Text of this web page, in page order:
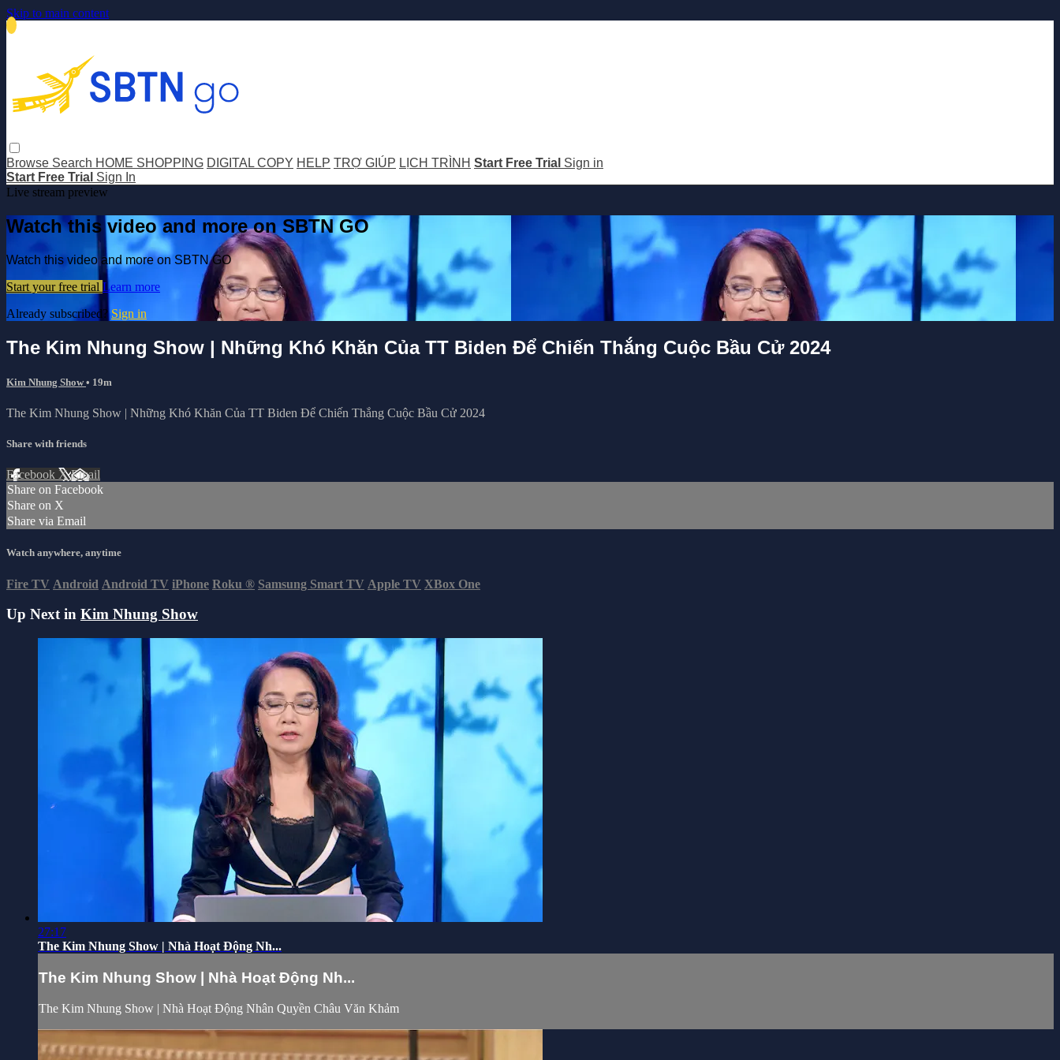
Skip to main content
Browse Search HOME SHOPPING DIGITAL COPY HELP TRỢ GIÚP LỊCH TRÌNH Start Free Trial Sign in
Start Free Trial Sign In
Live stream preview
Watch this video and more on SBTN GO
Watch this video and more on SBTN GO
Start your free trial Learn more
Already subscribed? Sign in
The Kim Nhung Show | Những Khó Khăn Của TT Biden Để Chiến Thắng Cuộc Bầu Cử 2024
Kim Nhung Show• 19m
The Kim Nhung Show | Những Khó Khăn Của TT Biden Để Chiến Thắng Cuộc Bầu Cử 2024
Share with friends
Facebook XEmail
Share on Facebook
Share on X
Share via Email
Watch anywhere, anytime
Fire TV Android Android TV iPhone Roku ® Samsung Smart TV Apple TV XBox One
Up Next in Kim Nhung Show
27:17
The Kim Nhung Show | Nhà Hoạt Động Nh...
The Kim Nhung Show | Nhà Hoạt Động Nh...
The Kim Nhung Show | Nhà Hoạt Động Nhân Quyền Châu Văn Khảm